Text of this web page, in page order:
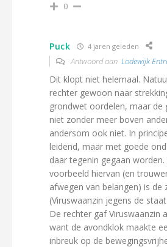
0
Puck 4 jaren geleden
Antwoord aan Lodewijk
Dit klopt niet helemaal.
rechter gewoon naar
grondwet oordelen, maar de
niet zonder meer boven
andersom ook niet. In
leidend, maar met goede
daar tegenin gegaan worden.
voorbeeld hiervan (en
afwegen van belangen) is de
(Viruswaanzin jegens de
De rechter gaf Viruswaanzin
want de avondklok maakte
inbreuk op de